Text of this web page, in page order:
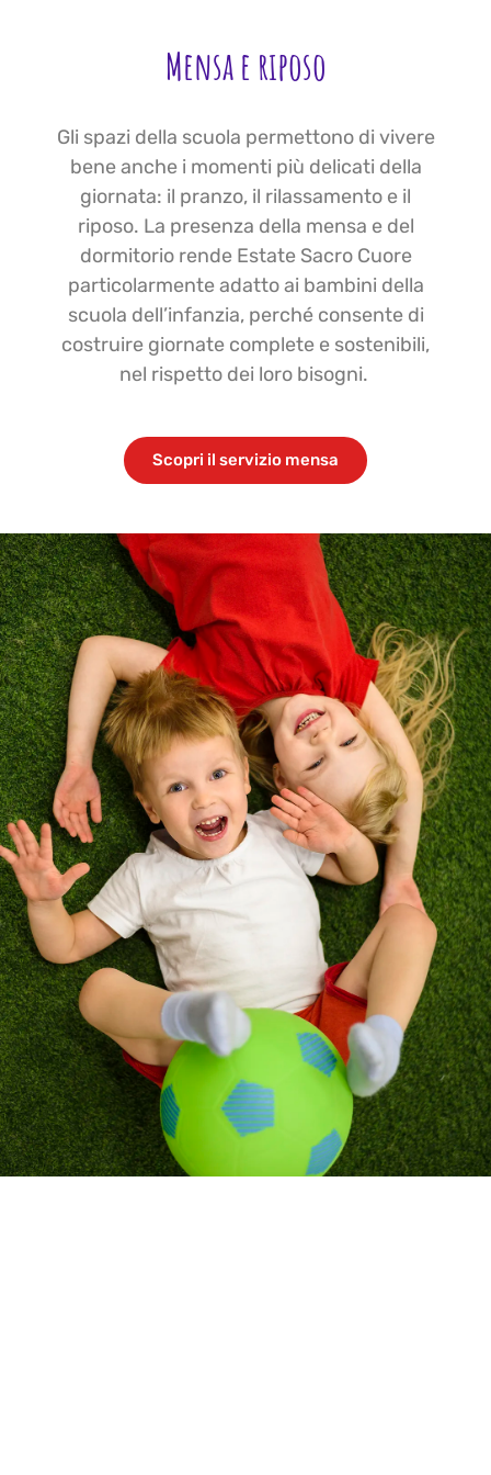
Mensa e riposo
Gli spazi della scuola permettono di vivere
bene anche i momenti più delicati della
giornata: il pranzo, il rilassamento e il
riposo. La presenza della mensa e del
dormitorio rende Estate Sacro Cuore
particolarmente adatto ai bambini della
scuola dell’infanzia, perché consente di
costruire giornate complete e sostenibili,
nel rispetto dei loro bisogni.
Scopri il servizio mensa